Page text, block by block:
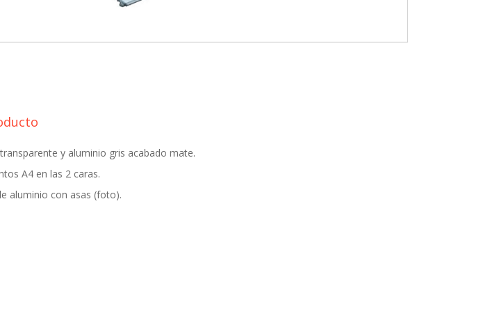
y aluminio gris acabado mate.
A4 en las 2 caras.
aluminio con asas (foto).